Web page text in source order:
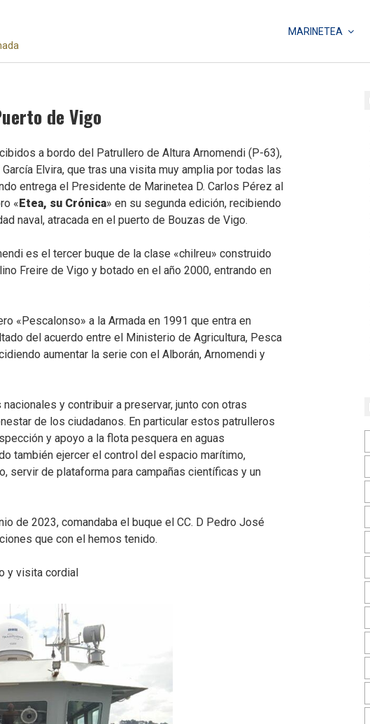
MARINETEA
de Vigo
a bordo del Patrullero de Altura Arnomendi (P-63),
Elvira, que tras una visita muy amplia por todas las
entrega el Presidente de Marinetea D. Carlos Pérez al
« Etea, su Crónica» en su segunda edición, recibiendo
naval, atracada en el puerto de Bouzas de Vigo.
es el tercer buque de la clase «chilreu» construido
Freire de Vigo y botado en el año 2000, entrando en
«Pescalonso» a la Armada en 1991 que entra en
del acuerdo entre el Ministerio de Agricultura, Pesca
aumentar la serie con el Alborán, Arnomendi y
y contribuir a preservar, junto con otras
de los ciudadanos. En particular estos patrulleros
y apoyo a la flota pesquera en aguas
también ejercer el control del espacio marítimo,
servir de plataforma para campañas científicas y un
de 2023, comandaba el buque el CC. D Pedro José
que con el hemos tenido.
y visita cordial